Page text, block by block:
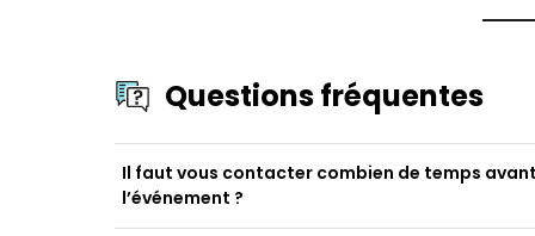
Questions fréquentes
Il faut vous contacter combien de temps
l’événement ?